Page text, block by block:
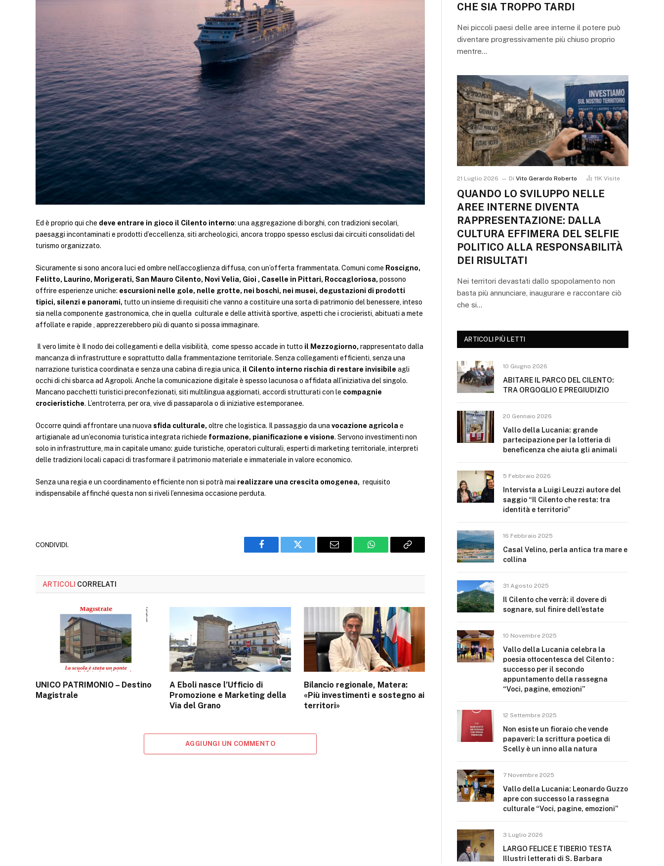
Ed è proprio qui che deve entrare in gioco il Cilento interno: una aggregazione di borghi, con tradizioni secolari,
paesaggi incontaminati e prodotti d’eccellenza, siti archeologici, ancora troppo spesso esclusi dai circuiti consolidati del
turismo organizzato.
Sicuramente si sono ancora luci ed ombre nell’accoglienza diffusa, con un’offerta frammentata. Comuni come Roscigno,
Felitto, Laurino, Morigerati, San Mauro Cilento, Novi Velia, Gioi , Caselle in Pittari, Roccagloriosa, possono
offrire esperienze uniche: escursioni nelle gole, nelle grotte, nei boschi, nei musei, degustazioni di prodotti
tipici, silenzi e panorami, tutto un insieme di requisiti che vanno a costituire una sorta di patrimonio del benessere, inteso
sia nella componente gastronomica, che in quella culturale e delle attività sportive, aspetti che i crocieristi, abituati a mete
affollate e rapide , apprezzerebbero più di quanto si possa immaginare.
Il vero limite è Il nodo dei collegamenti e della visibilità, come spesso accade in tutto il Mezzogiorno, rappresentato dalla
mancanza di infrastrutture e soprattutto dalla frammentazione territoriale. Senza collegamenti efficienti, senza una
narrazione turistica coordinata e senza una cabina di regia unica, il Cilento interno rischia di restare invisibile agli
occhi di chi sbarca ad Agropoli. Anche la comunicazione digitale è spesso lacunosa o affidata all’iniziativa del singolo.
Mancano pacchetti turistici preconfezionati, siti multilingua aggiornati, accordi strutturati con le compagnie
crocieristiche. L’entroterra, per ora, vive di passaparola o di iniziative estemporanee.
Occorre quindi affrontare una nuova sfida culturale, oltre che logistica. Il passaggio da una vocazione agricola e
artigianale ad un’economia turistica integrata richiede formazione, pianificazione e visione. Servono investimenti non
solo in infrastrutture, ma in capitale umano: guide turistiche, operatori culturali, esperti di marketing territoriale, interpreti
delle tradizioni locali capaci di trasformare il patrimonio materiale e immateriale in valore economico.
Senza una regia e un coordinamento efficiente non si potrà mai realizzare una crescita omogenea, requisito
indispensabile affinché questa non si riveli l’ennesima occasione perduta.
CONDIVIDI.
Facebook Twitter Email WhatsAppCopy
ARTICOLI CORRELATI
UNICO PATRIMONIO – Destino
Magistrale
A Eboli nasce l’Ufficio di
Promozione e Marketing della
Via del Grano
Bilancio regionale, Matera:
«Più investimenti e sostegno ai
territori»
AGGIUNGI UN COMMENTO
CHE SIA TROPPO TARDI
Nei piccoli paesi delle aree interne il potere può
diventare progressivamente più chiuso proprio
mentre…
21 Luglio 2026 Di Vito Gerardo Roberto 11K Visite
QUANDO LO SVILUPPO NELLE
AREE INTERNE DIVENTA
RAPPRESENTAZIONE: DALLA
CULTURA EFFIMERA DEL SELFIE
POLITICO ALLA RESPONSABILITÀ
DEI RISULTATI
Nei territori devastati dallo spopolamento non
basta più annunciare, inaugurare e raccontare ciò
che si…
ARTICOLI PIÙ LETTI
10 Giugno 2026
ABITARE IL PARCO DEL CILENTO:
TRA ORGOGLIO E PREGIUDIZIO
20 Gennaio 2026
Vallo della Lucania: grande
partecipazione per la lotteria di
beneficenza che aiuta gli animali
5 Febbraio 2026
Intervista a Luigi Leuzzi autore del
saggio “Il Cilento che resta: tra
identità e territorio”
16 Febbraio 2025
Casal Velino, perla antica tra mare e
collina
31 Agosto 2025
Il Cilento che verrà: il dovere di
sognare, sul finire dell’estate
10 Novembre 2025
Vallo della Lucania celebra la
poesia ottocentesca del Cilento :
successo per il secondo
appuntamento della rassegna
“Voci, pagine, emozioni”
12 Settembre 2025
Non esiste un fioraio che vende
papaveri: la scrittura poetica di
Scelly è un inno alla natura
7 Novembre 2025
Vallo della Lucania: Leonardo Guzzo
apre con successo la rassegna
culturale “Voci, pagine, emozioni”
3 Luglio 2026
LARGO FELICE E TIBERIO TESTA
Illustri letterati di S. Barbara